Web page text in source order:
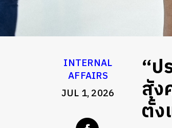
INTERNAL
AFFAIRS
JUL 1, 2026
“ป
สัง
ตั้ง